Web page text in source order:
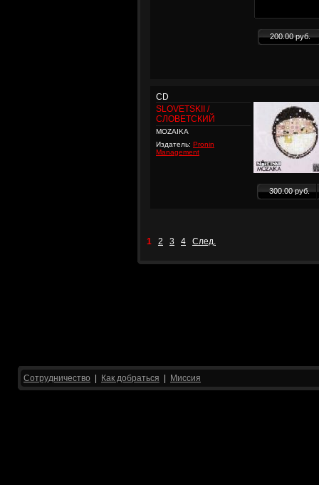
200.00 руб.
CD
SLOVETSKII /
СЛОВЕТСКИЙ
MOZAIKA
Издатель: Pronin
Management
300.00 руб.
1 2 3 4 След.
Сотрудничество Как добраться Миссия